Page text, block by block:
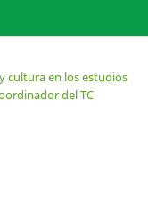
cultura en los estudios
del TC